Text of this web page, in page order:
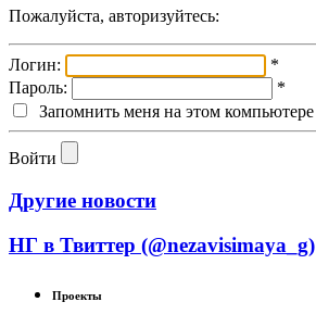
Пожалуйста, авторизуйтесь:
Логин:
*
Пароль:
*
Запомнить меня на этом компьютере
Войти
Другие новости
НГ в Твиттер (@nezavisimaya_g)
Проекты